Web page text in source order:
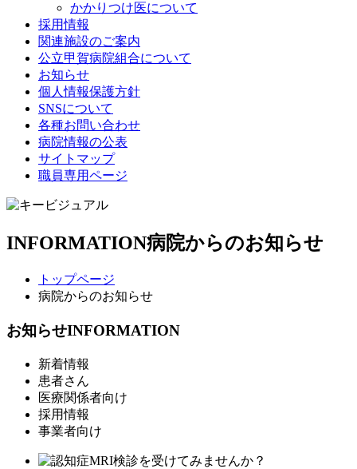
かかりつけ医について
採用情報
関連施設のご案内
公立甲賀病院組合について
お知らせ
個人情報保護方針
SNSについて
各種お問い合わせ
病院情報の公表
サイトマップ
職員専用ページ
INFORMATION病院からのお知らせ
トップページ
病院からのお知らせ
お知らせINFORMATION
新着情報
患者さん
医療関係者向け
採用情報
事業者向け